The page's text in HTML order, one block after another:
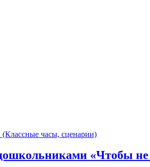
(Классные часы, сценарии)
«Чтобы